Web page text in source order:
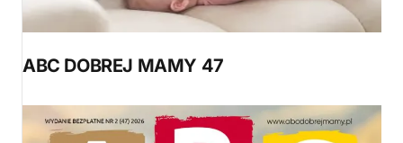
ABC DOBREJ MAMY 47